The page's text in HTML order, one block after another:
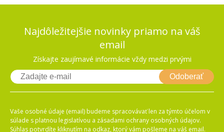
Najdôležitejšie novinky priamo na váš
email
Získajte zaujímavé informácie vždy medzi prvými
Odoberať
Vaše osobné údaje (email) budeme spracovávať len za týmto účelom v
súlade s platnou legislatívou a zásadami ochrany osobných údajov.
Súhlas potvrdíte kliknutím na odkaz, ktorý vám pošleme na váš email.